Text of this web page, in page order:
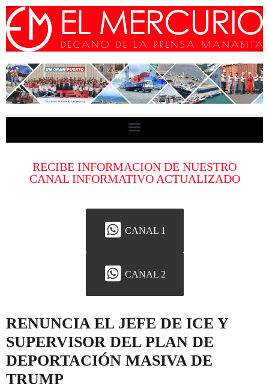
RECIBE INFORMACION DE NUESTRO
CANAL INFORMATIVO ACTUALIZADO
CANAL 1
CANAL 2
RENUNCIA EL JEFE DE ICE Y
SUPERVISOR DEL PLAN DE
DEPORTACIÓN MASIVA DE
TRUMP